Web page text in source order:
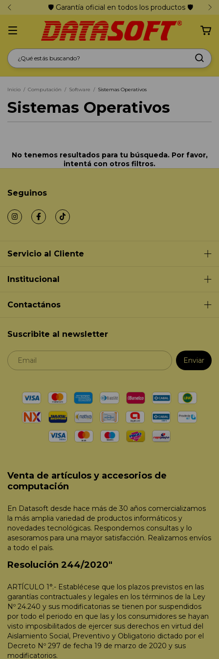
🛡️ Garantía oficial en todos los productos 🛡️
Inicio / Computación / Software / Sistemas Operativos
Sistemas Operativos
No tenemos resultados para tu búsqueda. Por favor,
intentá con otros filtros.
Seguinos
Servicio al Cliente
Institucional
Contactános
Suscribite al newsletter
Venta de artículos y accesorios de
computación
En Datasoft desde hace más de 30 años comercializamos
la más amplia variedad de productos informáticos y
novedades tecnológicas. Respondemos consultas y lo
asesoramos para una mayor satisfacción. Realizamos envíos
a todo el país.
Resolución 244/2020"
ARTÍCULO 1°.- Establécese que los plazos previstos en las
garantías contractuales y legales en los términos de la Ley
Nº 24.240 y sus modificatorias se tienen por suspendidos
por todo el periodo en que las y los consumidores se hayan
visto imposibilitados de ejercer sus derechos en virtud del
Aislamiento Social, Preventivo y Obligatorio dictado por el
Decreto Nº 297 de fecha 19 de marzo de 2020 y sus
modificatorios.